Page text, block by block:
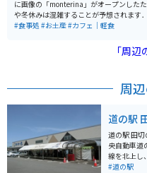
に画像の「monterina」がオープンした
や冬休みは混雑することが予想されます
aは，寒天に限らず，全国の珍味や長野県
と思います．地方の意外な珍味に出会え
#食事処 #お土産#カフェ｜軽食
「周
周
道の駅
道の駅 田
央自動車道
線を北上し
の農産物が
#道の駅